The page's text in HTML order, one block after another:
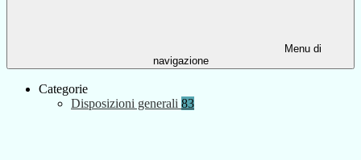
Menu di
navigazione
Categorie
Disposizioni generali 83